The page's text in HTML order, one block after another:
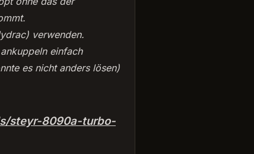
verwenden.
einfach
es nicht anders lösen)
steyr-8090a-turbo-